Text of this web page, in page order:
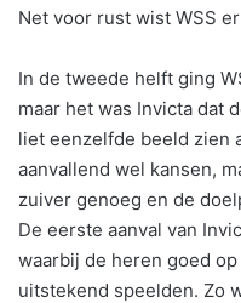
Net voor rust wist WSS
In de tweede helft ging
maar het was Invicta dat
liet eenzelfde beeld zien
aanvallend wel kansen,
zuiver genoeg en de
De eerste aanval van
waarbij de heren goed
uitstekend speelden. Zo